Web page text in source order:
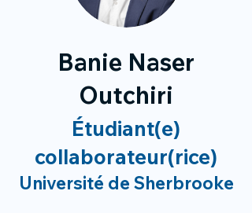
Banie Naser
Outchiri
Étudiant(e)
collaborateur(rice)
Université de Sherbrooke